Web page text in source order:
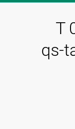
T
qs-